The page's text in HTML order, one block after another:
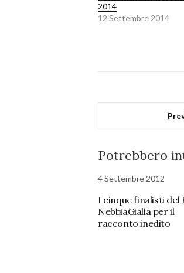
2014
12 Settembre 2014
Potrebbero
4 Settembre 2012
I cinque finalisti del
NebbiaGialla per il
racconto inedito